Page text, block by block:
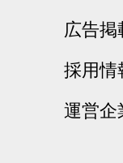
広告掲
採用情
運営企